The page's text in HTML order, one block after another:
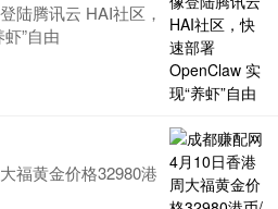
陆腾讯云 HAI社区，
”自由
福黄金价格32980港